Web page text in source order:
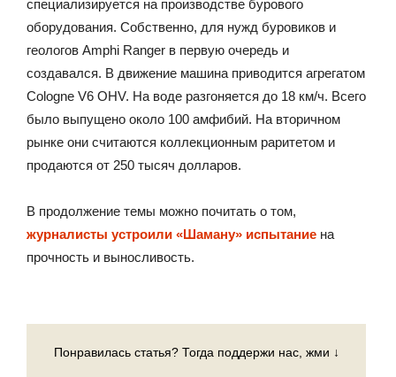
специализируется на производстве бурового
оборудования. Собственно, для нужд буровиков и
геологов Amphi Ranger в первую очередь и
создавался. В движение машина приводится агрегатом
Cologne V6 OHV. На воде разгоняется до 18 км/ч. Всего
было выпущено около 100 амфибий. На вторичном
рынке они считаются коллекционным раритетом и
продаются от 250 тысяч долларов.
В продолжение темы можно почитать о том,
журналисты устроили «Шаману» испытание на
прочность и выносливость.
Понравилась статья? Тогда поддержи нас, жми ↓